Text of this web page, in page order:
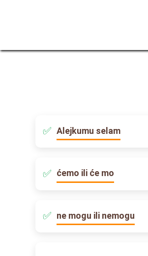
Alejkumu selam
ćemo ili će mo
ne mogu ili nemogu